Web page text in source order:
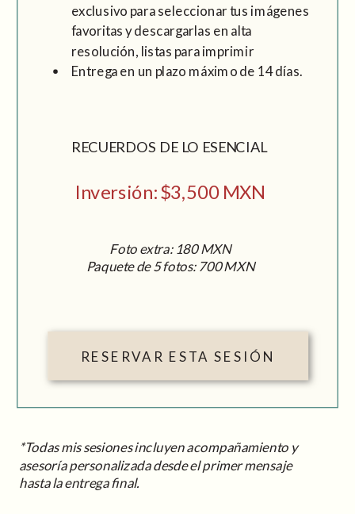
exclusivo para seleccionar tus imágenes
favoritas y descargarlas en alta
resolución, listas para imprimir
Entrega en un plazo máximo de 14 días.
RECUERDOS DE LO ESENCIAL
Foto extra: 180 MXN
Paquete de 5 fotos: 700 MXN
*Todas mis sesiones incluyen acompañamiento y
asesoría personalizada desde el primer mensaje
hasta la entrega final.
Inversión: $3,500 MXN
RESERVAR ESTA SESIÓN